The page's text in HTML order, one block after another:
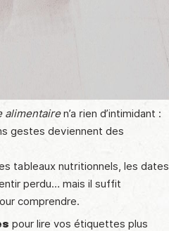
alimentairen’a rien d’intimidant :
gestes deviennent des
tableaux nutritionnels, les dates
perdu… mais il suffit
comprendre.
pour lire vos étiquettes plus